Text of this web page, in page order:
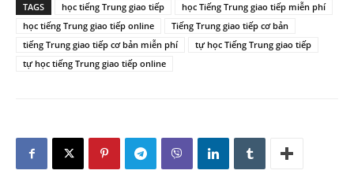
TAGS học tiếng Trung giao tiếp
học Tiếng Trung giao tiếp miễn phí
học tiếng Trung giao tiếp online
Tiếng Trung giao tiếp cơ bản
tiếng Trung giao tiếp cơ bản miễn phí
tự học Tiếng Trung giao tiếp
tự học tiếng Trung giao tiếp online